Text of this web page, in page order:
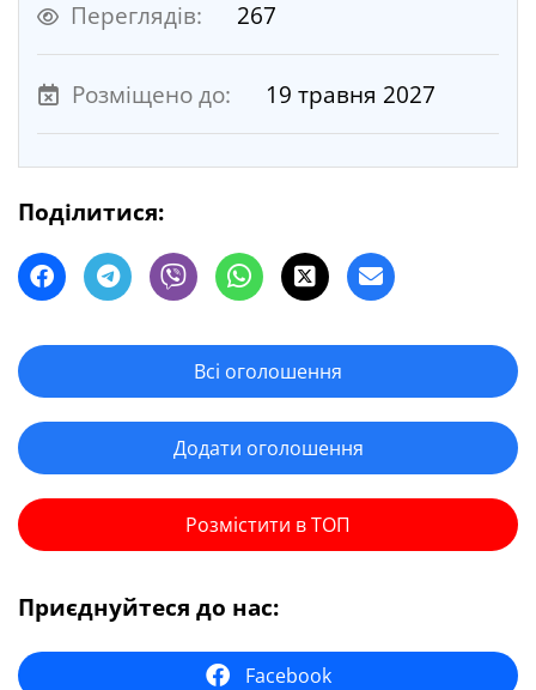
Переглядів: 267
Розміщено до: 19 травня 2027
Поділитися:
Всі оголошення
Додати оголошення
Розмістити в ТОП
Приєднуйтеся до нас:
Facebook